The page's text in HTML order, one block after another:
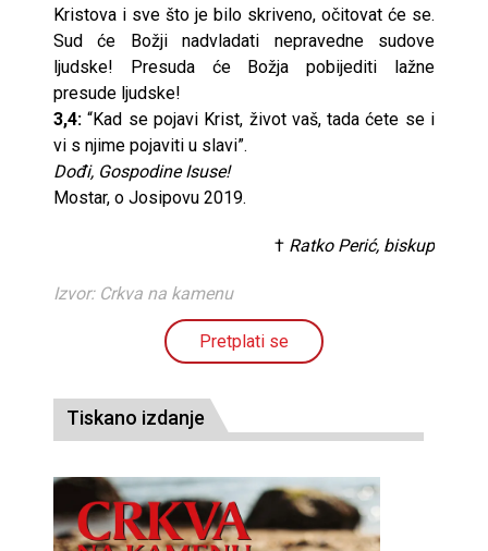
Kristova i sve što je bilo skriveno, očitovat će se.
Sud će Božji nadvladati nepravedne sudove
ljudske! Presuda će Božja pobijediti lažne
presude ljudske!
3,4: “Kad se pojavi Krist, život vaš, tada ćete se i
vi s njime pojaviti u slavi”.
Dođi, Gospodine Isuse!
Mostar, o Josipovu 2019.
† Ratko Perić, biskup
Izvor: Crkva na kamenu
Pretplati se
Tiskano izdanje